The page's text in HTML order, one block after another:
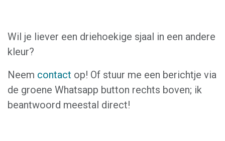
Wil je liever een driehoekige sjaal in een andere
kleur?
Neem contact op! Of stuur me een berichtje via
de groene Whatsapp button rechts boven; ik
beantwoord meestal direct!